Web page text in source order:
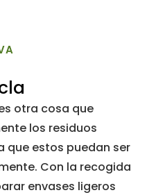
otra cosa que
los residuos
que estos puedan ser
Con la recogida
envases ligeros